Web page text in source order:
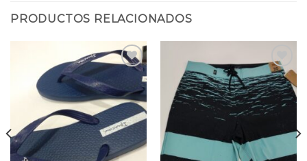
PRODUCTOS RELACIONADOS
lista
de
deseos
Añadir
a la
lista
de
deseos